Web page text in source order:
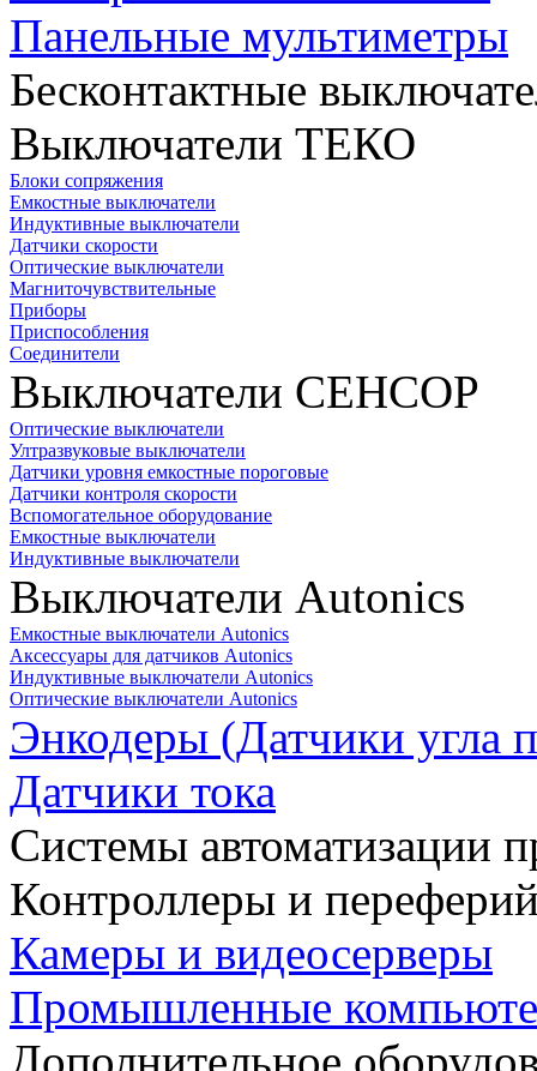
Панельные мультиметры
Бесконтактные
Выключатели ТЕКО
Блоки сопряжения
Емкостные выключатели
Индуктивные выключатели
Датчики скорости
Оптические выключатели
Магниточувствительные
Приборы
Приспособления
Соединители
Выключатели СЕНСОР
Оптические выключатели
Ултразвуковые выключатели
Датчики уровня емкостные пороговые
Датчики контроля скорости
Вспомогательное оборудование
Емкостные выключатели
Индуктивные выключатели
Выключатели Autonics
Емкостные выключатели Autonics
Аксессуары для датчиков Autonics
Индуктивные выключатели Autonics
Оптические выключатели Autonics
Энкодеры (Датчики угла
Датчики тока
Системы автоматизации
Контроллеры и
Камеры и видеосерверы
Промышленные